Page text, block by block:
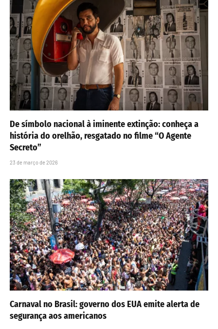
De símbolo nacional à iminente extinção: conheça a
história do orelhão, resgatado no filme “O Agente
Secreto”
23 de março de 2026
Carnaval no Brasil: governo dos EUA emite alerta de
segurança aos americanos